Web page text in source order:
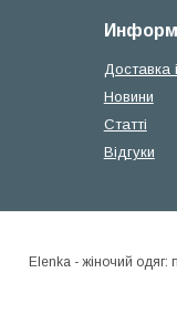
Доставка
Новини
Статті
Відгуки